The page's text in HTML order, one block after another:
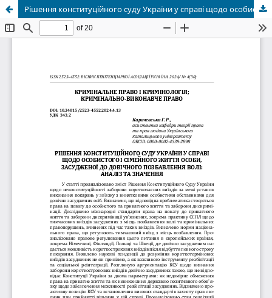
Рішення конституційного суду України у справі щодо особистого і сімейного життя особи, засудженої до довічного позбавлення волі: аналіз та значення